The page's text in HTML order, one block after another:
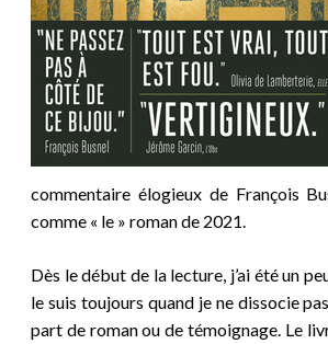
commentaire élogieux de François
comme « le » roman de 2021.
Dès le début de la lecture, j’ai été un
le suis toujours quand je ne dissocie
part de roman ou de témoignage. Le